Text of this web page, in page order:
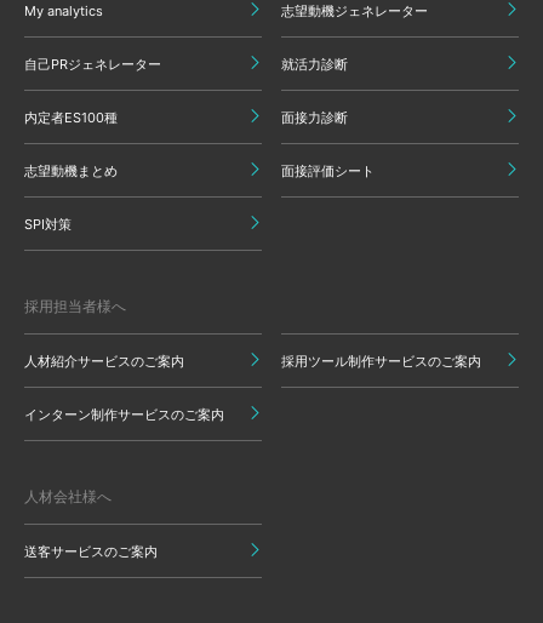
My analytics 志望動機ジェネレーター
自己PRジェネレーター 就活力診断
内定者ES100種 面接力診断
志望動機まとめ 面接評価シート
SPI対策
採用担当者様へ
人材紹介サービスのご案内 採用ツール制作サービスのご案内
インターン制作サービスのご案内
人材会社様へ
送客サービスのご案内